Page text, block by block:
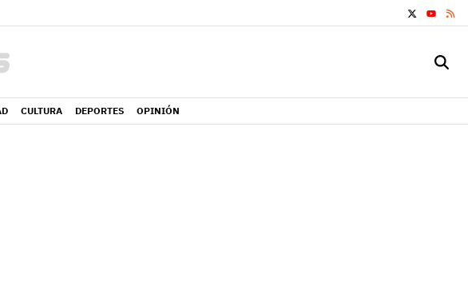
YOUTUBE
CULTURA DEPORTES OPINIÓN